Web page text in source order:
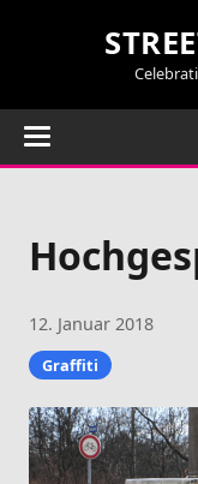
12. Januar 2018
Graffiti